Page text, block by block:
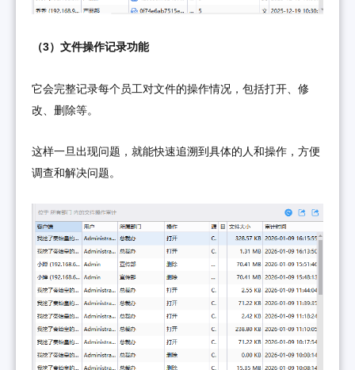
（3）文件操作记录功能
它会完整记录每个员工对文件的操作情况，包括打开、修
改、删除等。
这样一旦出现问题，就能快速追溯到具体的人和操作，方便
调查和解决问题。